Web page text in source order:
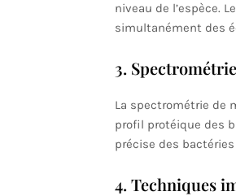
niveau de l’espèce.
simultanément des
3.
La spectrométrie de
profil protéique des
précise des
4. Techniques